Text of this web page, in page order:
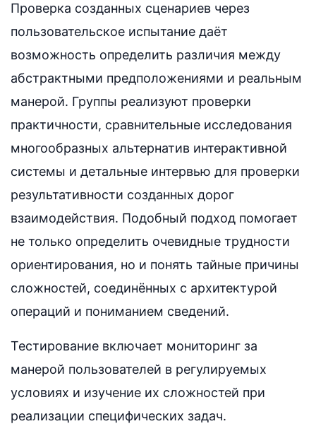
Проверка созданных сценариев через
пользовательское испытание даёт
возможность определить различия между
абстрактными предположениями и реальным
манерой. Группы реализуют проверки
практичности, сравнительные исследования
многообразных альтернатив интерактивной
системы и детальные интервью для проверки
результативности созданных дорог
взаимодействия. Подобный подход помогает
не только определить очевидные трудности
ориентирования, но и понять тайные причины
сложностей, соединённых с архитектурой
операций и пониманием сведений.
Тестирование включает мониторинг за
манерой пользователей в регулируемых
условиях и изучение их сложностей при
реализации специфических задач.